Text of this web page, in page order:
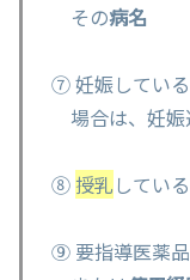
その病名
⑦ 妊娠してい
場合は、妊娠
⑧ 授乳 してい
⑨ 要指導医薬品